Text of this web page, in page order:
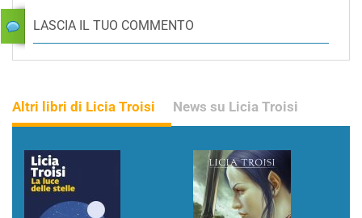
LASCIA IL TUO COMMENTO
Altri libri di Licia Troisi News su Licia Troisi